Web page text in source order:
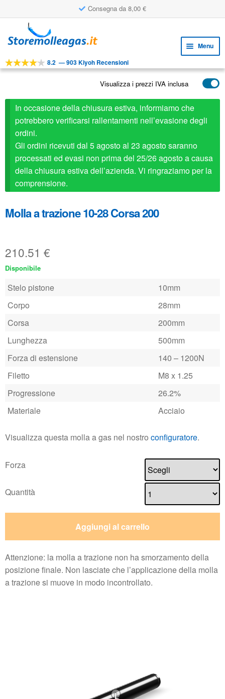
Consegna da 8,00 €
alla
al
Menu
STRUMENTI
il
menu
child
child
APPLICAZIONI
SERVIZIO CLIENTI
child
FAQ
8.2 —903 Kiyoh Recensioni
Visualizza i prezzi IVA inclusa
In occasione della chiusura estiva, informiamo che
potrebbero verificarsi rallentamenti nell’evasione degli
ordini.
Gli ordini ricevuti dal 5 agosto al 23 agosto saranno
processati ed evasi non prima del 25/26 agosto a causa
della chiusura estiva dell’azienda. Vi ringraziamo per la
comprensione.
Molla a trazione 10-28 Corsa 200
210.51 €
Disponibile
Stelo pistone
10mm
Corpo
28mm
Corsa
200mm
Lunghezza
500mm
Forza di estensione
140 – 1200N
Filetto
M8 x 1.25
Progressione
26.2%
Materiale
Acciaio
Visualizza questa molla a gas nel nostro configuratore.
Forza
Quantità
Aggiungi al carrello
Attenzione: la molla a trazione non ha smorzamento della
posizione finale. Non lasciate che l’applicazione della molla
a trazione si muove in modo incontrollato.